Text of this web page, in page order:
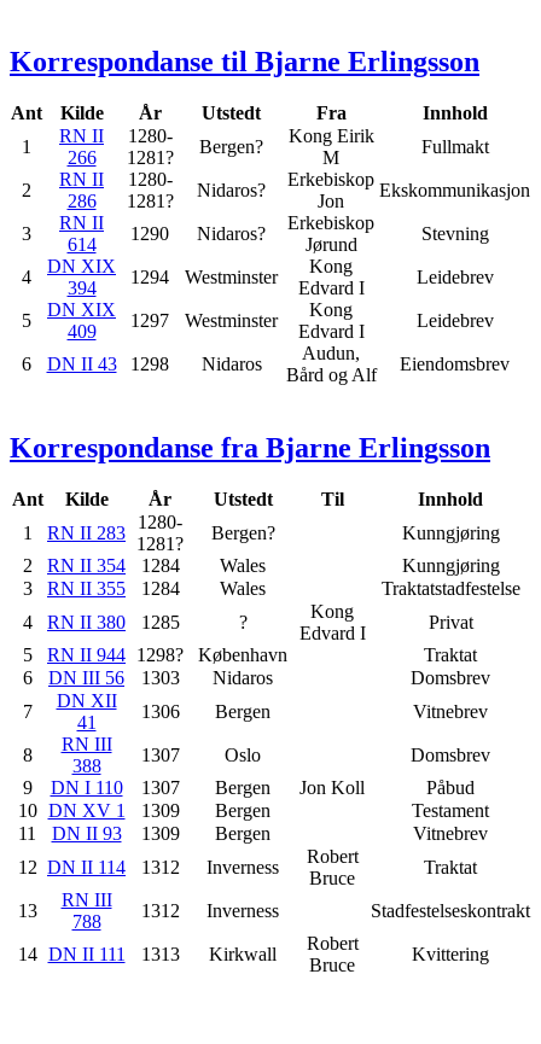
Korrespondanse til Bjarne Erlingsson
Ant Kilde År Utstedt Fra
Innhold
1
RN II
266
1280-
1281?
Bergen?
Kong Eirik
M
Fullmakt
2
RN II
286
1280-
1281?
Nidaros?
Erkebiskop
Jon
Ekskommunikasjon
3
RN II
614
1290 Nidaros?
Erkebiskop
Jørund
Stevning
4
DN XIX
394
1294 Westminster
Kong
Edvard I
Leidebrev
5
DN XIX
409
1297 Westminster
Kong
Edvard I
Leidebrev
6 DN II 43 1298 Nidaros
Audun,
Bård og Alf
Eiendomsbrev
Korrespondanse fra Bjarne Erlingsson
Ant Kilde År Utstedt Til
Innhold
1
RN II 283
1280-
1281?
Bergen?
Kunngjøring
2
RN II 354 1284 Wales
Kunngjøring
3
RN II 355 1284 Wales
Traktatstadfestelse
4
RN II 380 1285 ?
Kong
Edvard I
Privat
5
RN II 944 1298? København
Traktat
6
DN III 56 1303 Nidaros
Domsbrev
7
DN XII
41
1306 Bergen Vitnebrev
8
RN III
388
1307 Oslo
Domsbrev
9
DN I 110 1307 Bergen Jon Koll
Påbud
10 DN XV 1 1309 Bergen
Testament
11
DN II 93 1309 Bergen
Vitnebrev
12 DN II 114 1312 Inverness
Robert
Bruce
Traktat
13
RN III
788
1312 Inverness Stadfestelseskontrakt
14 DN II 111 1313 Kirkwall
Robert
Bruce
Kvittering